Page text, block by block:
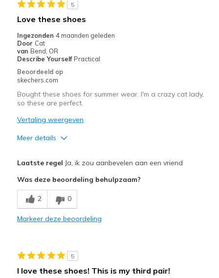
View On Shoes
Shoes are for Wearing
5
Love these shoes
Ingezonden 4 maanden geleden
Door Cat
van Bend, OR
Describe Yourself Practical
Beoordeeld op
skechers.com
Bought these shoes for summer wear. I'm a crazy cat lady,
so these are perfect.
Vertaling weergeven
Meer details
Comfortable
So darn cute
Casual Wear
Laatste regel Ja, ik zou aanbevelen aan een vriend
Was deze beoordeling behulpzaam?
2 0
Markeer deze beoordeling
5
I love these shoes! This is my third pair!